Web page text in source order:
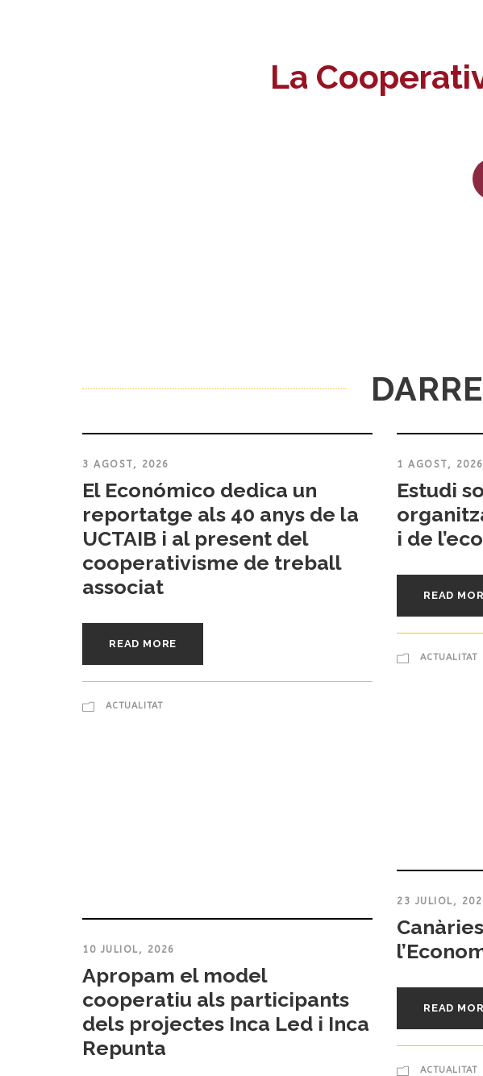
La
3 AGOST, 2026
El Económico dedica un
reportatge als 40 anys de la
UCTAIB i al present del
cooperativisme de treball
associat
READ MORE
ACTUALITAT
1 AGOST, 2026
Estudi
i de
READ
ACTUALITAT
23 JULIOL,
READ
ACTUALITAT
10 JULIOL, 2026
Apropam el model
cooperatiu als participants
dels projectes Inca Led i Inca
Repunta